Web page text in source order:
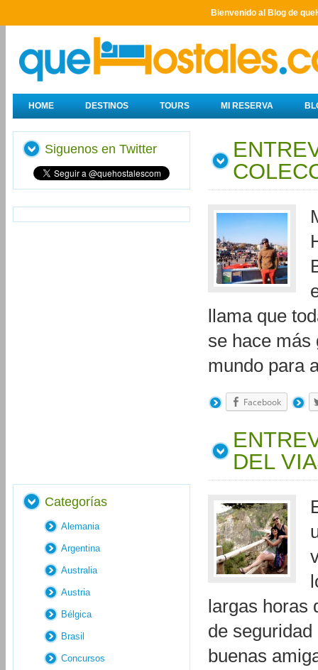
Bienvenido al Blog de
HOME DESTINOS TOURS MI RESERVA
llama que
se hace más
mundo para
Facebook
DEL
largas horas
de
buenas
Siguenos en Twitter
Categorías
Alemania
Argentina
Australia
Austria
Bélgica
Brasil
Concursos